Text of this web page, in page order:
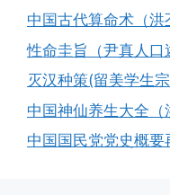
中国古代算命术（洪
性命圭旨（尹真人口
灭汉种策(留美学生
中国神仙养生大全（
中国国民党党史概要